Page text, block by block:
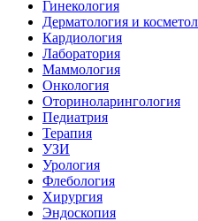
Гинекология
Дерматология и
Кардиология
Лаборатория
Маммология
Онкология
Оториноларингология
Педиатрия
Терапия
УЗИ
Урология
Флебология
Хирургия
Эндоскопия